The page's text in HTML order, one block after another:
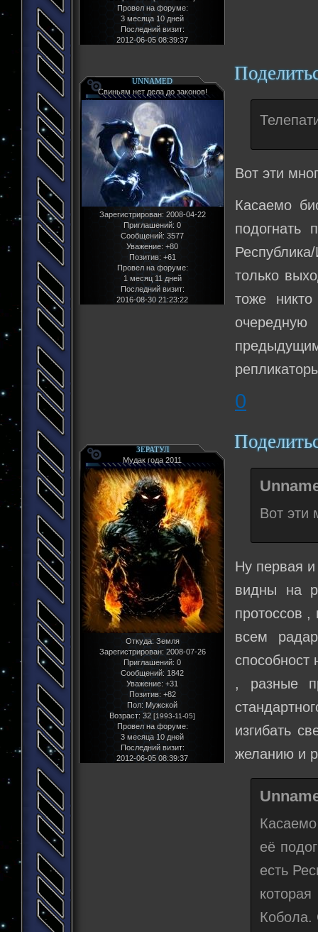
Провел на форуме:
3 месяца 10 дней
Последний визит:
2012-06-05 08:39:37
UNNAMED
Свиньям нет дела до законов!
Зарегистрирован: 2008-04-22
Приглашений: 0
Сообщений: 3577
Уважение: +80
Позитив: +61
Провел на форуме:
1 месяц 11 дней
Последний визит:
2016-08-30 21:23:22
Вот эти
Касаемо
подогнать
только
тоже
0
ЗЕРАТУЛ
Мудак года 2011
Откуда: Земля
Зарегистрирован: 2008-07-26
Приглашений: 0
Сообщений: 1842
Уважение: +31
Позитив: +82
Пол: Мужской
Возраст: 32 [1993-11-05]
Провел на форуме:
3 месяца 10 дней
Последний визит:
2012-06-05 08:39:37
Вот эти
Ну первая
видны на
протоссов ,
всем
способност
, разные
изгибать
желанию и
её
есть
Кобола.